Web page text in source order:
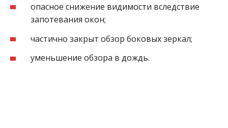
опасное снижение видимости вследствие
запотевания окон;
частично закрыт обзор боковых зеркал;
уменьшение обзора в дождь.